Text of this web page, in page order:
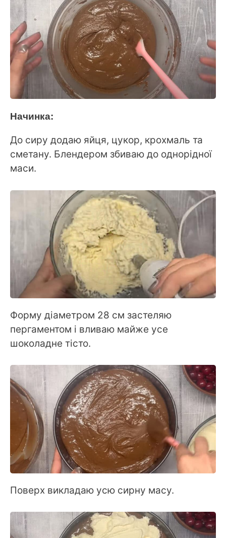
Начинка:
До сиру додаю яйця, цукор, крохмаль та
сметану. Блендером збиваю до однорідної
маси.
Форму діаметром 28 см застеляю
пергаментом і вливаю майже усе
шоколадне тісто.
Поверх викладаю усю сирну масу.